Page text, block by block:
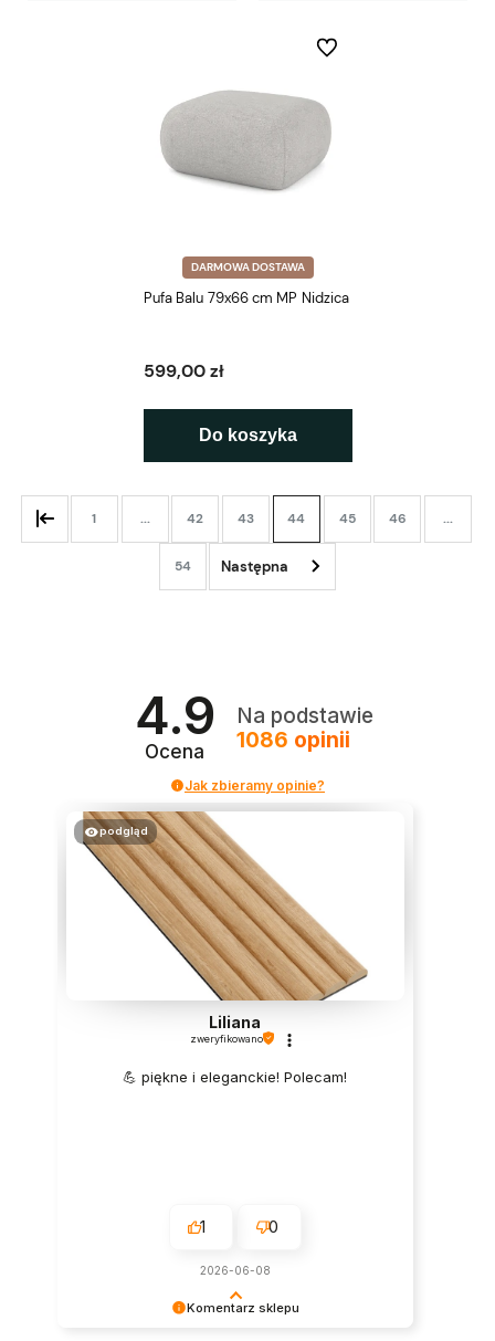
DARMOWA DOSTAWA
Pufa Balu 79x66 cm MP Nidzica
599,00 zł
Do koszyka
Do ulubionych
1 ... 42 43 44 45 46 ...
54
4.9
Ocena
Na podstawie
1086 opinii
Jak zbieramy opinie?
Komentarz sklepu
podgląd
Liliana
zweryfikowano
💪 piękne i eleganckie! Polecam!
1 0
2026-06-08